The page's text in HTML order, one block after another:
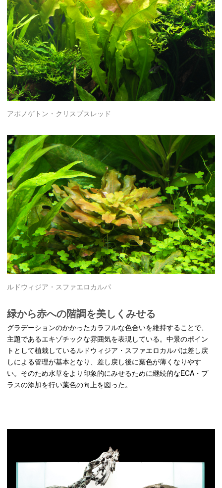
アポノゲトン・クリスプスレッド
ルドウィジア・スファエロカルパ
緑から赤への階調を美しくみせる
グラデーションのかかったカラフルな色合いを維持することで、
主題であるエキゾチックな雰囲気を表現している。中景のポイン
トとして植栽しているルドウィジア・スファエロカルパは差し戻
しによる管理が基本となり、差し戻し後に葉色が薄くなりやす
い。そのため水草をより印象的にみせるために継続的なECA・プ
ラスの添加を行い葉色の向上を図った。